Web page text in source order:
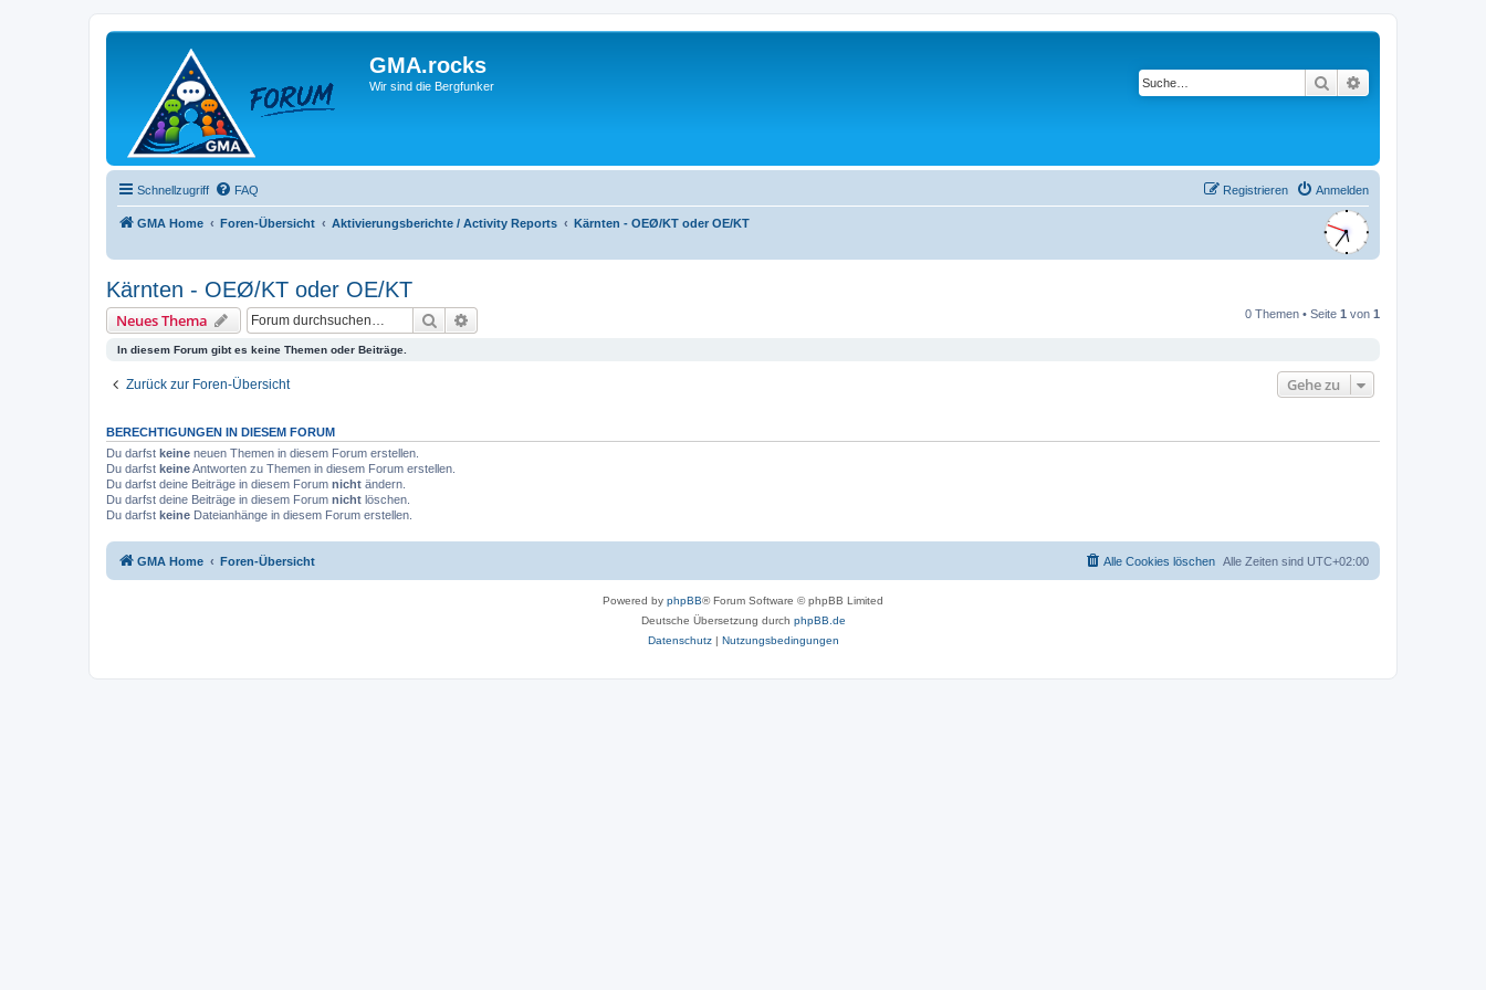
GMA.rocks
Wir sind die Bergfunker Suche
Schnellzugriff FAQ Anmelden
Registrieren
GMA Home Foren-Übersicht Aktivierungsberichte / Activity Reports Kärnten - OEØ/KT oder OE/KT
Kärnten - OEØ/KT oder OE/KT
Neues Thema Suche 0 Themen • Seite 1 von 1
In diesem Forum gibt es keine Themen oder Beiträge.
Zurück zur Foren-Übersicht Gehe zu
BERECHTIGUNGEN IN DIESEM FORUM
Du darfst keine neuen Themen in diesem Forum erstellen.
Du darfst keineAntworten zu Themen in diesem Forum erstellen.
Du darfst deine Beiträge in diesem Forum nicht ändern.
Du darfst deine Beiträge in diesem Forum nicht löschen.
Du darfst keine Dateianhänge in diesem Forum erstellen.
GMA Home Foren-Übersicht Alle Zeiten sind UTC+02:00
Alle Cookies löschen
Powered by phpBB® Forum Software © phpBB Limited
Deutsche Übersetzung durch phpBB.de
Datenschutz| Nutzungsbedingungen